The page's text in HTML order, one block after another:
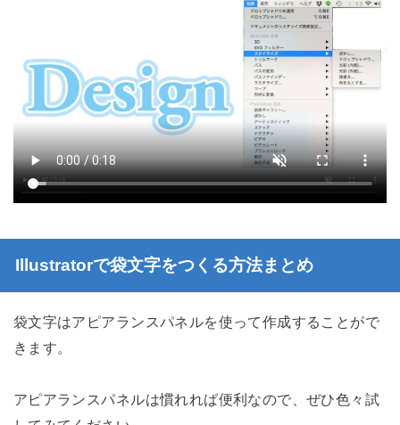
Illustratorで袋文字をつくる方法まとめ
袋文字はアピアランスパネルを使って作成することがで
きます。
アピアランスパネルは慣れれば便利なので、ぜひ色々試